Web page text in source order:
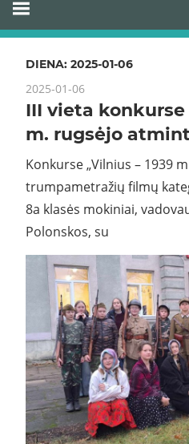
DIENA: 2025-01-06
2025-01-06
III vieta konkurse
m. rugsėjo
Konkurse „Vilnius – 1939
trumpametražių filmų
8a klasės mokiniai,
Polonskos, su